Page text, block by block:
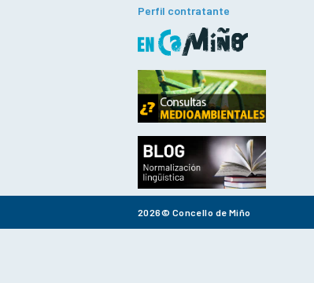
Perfil contratante
2026© Concello de Miño